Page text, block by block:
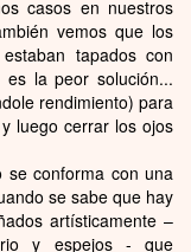
casos en nuestros
vemos que los
tapados con
la peor solución...
rendimiento) para
luego cerrar los ojos
conforma con una
se sabe que hay
artísticamente –
y espejos - que